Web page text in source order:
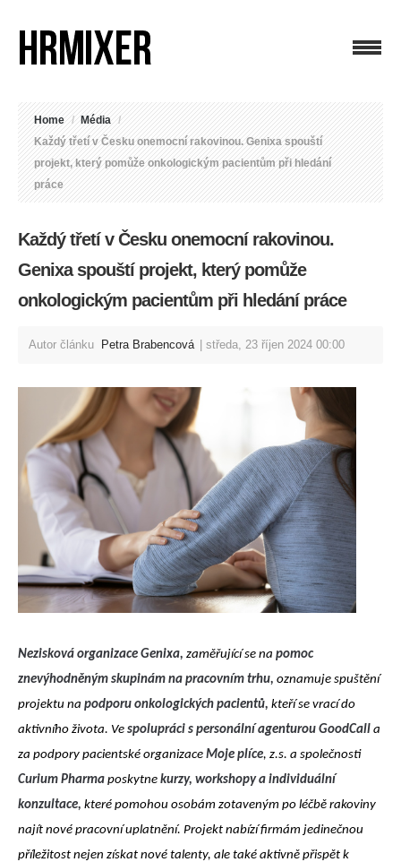
Home / Média /
Každý třetí v Česku onemocní rakovinou. Genixa spouští
projekt, který pomůže onkologickým pacientům při hledání
práce
Každý třetí v Česku onemocní rakovinou.
Genixa spouští projekt, který pomůže
onkologickým pacientům při hledání práce
Autor článku Petra Brabencová středa, 23 říjen 2024 00:00
Nezisková organizace Genixa, zaměřující se na pomoc
znevýhodněným skupinám na pracovním trhu, oznamuje spuštění
projektu na podporu onkologických pacientů, kteří se vrací do
aktivního života. Ve spolupráci s personální agenturou GoodCall a
za podpory pacientské organizace Moje plíce, z.s. a společnosti
Curium Pharma poskytne kurzy, workshopy a individuální
konzultace, které pomohou osobám zotaveným po léčbě rakoviny
najít nové pracovní uplatnění. Projekt nabízí firmám jedinečnou
příležitost nejen získat nové talenty, ale také aktivně přispět k